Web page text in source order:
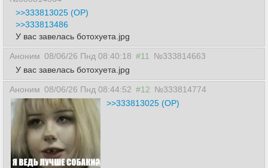
>>333813025 (OP)
>>333813486
У вас завелась ботохуета.jpg
Аноним 08/06/26 Пнд 08:40:18 #11
№333814663
У вас завелась ботохуета.jpg
Аноним 08/06/26 Пнд 08:44:52 #12 №333814774
>>333813025 (OP)